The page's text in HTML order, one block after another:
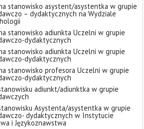
stanowisko asystent/asystentka w grupie
– dydaktycznych na Wydziale
stanowisko adiunkta Uczelni w grupie
dydaktycznych
stanowisko adiunkta Uczelni w grupie
dydaktycznych
stanowisko profesora Uczelni w grupie
dydaktycznych
adiunkt/adiunktka w grupie
Asystenta/asystentka w grupie
dydaktycznych w Instytucie
i Językoznawstwa